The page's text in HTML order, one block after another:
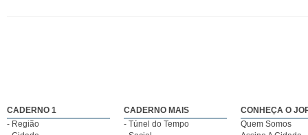
CADERNO 1
- Região
CADERNO MAIS
- Túnel do Tempo
CONHEÇA O
Quem Somos